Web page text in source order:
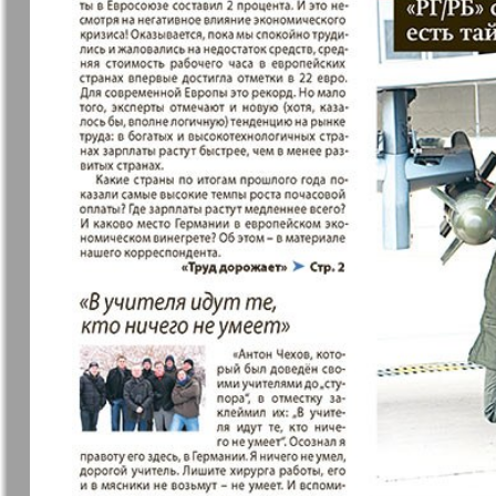
37
43
55
Архив необновляющихся на сайте изданий
7плюс7я Авангард
Антенна
факты
Бизнес парк Будь
Вечерняя газета
Вечное
Германия плюс Диалог